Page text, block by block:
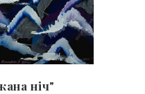
ніч"